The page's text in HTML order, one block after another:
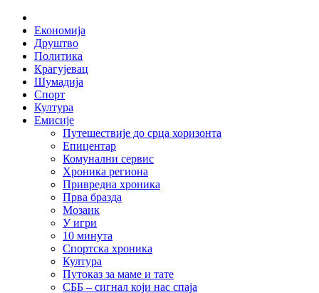
Skip
content
Економија
Друштво
Политика
Крагујевац
Шумадија
Спорт
Култура
Емисије
Путешествије до срца хоризонта
Епицентар
Комунални сервис
Хроника региона
Привредна хроника
Прва бразда
Мозаик
У игри
10 минута
Спортска хроника
Култура
Путоказ за маме и тате
СББ – сигнал који нас спаја